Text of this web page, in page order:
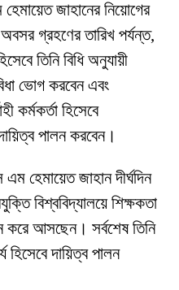
জাহানের নিয়োগের
গ্রহণের তারিখ পর্যন্ত,
তিনি বিধি অনুযায়ী
ভোগ করবেন এবং
কর্মকর্তা হিসেবে
পালন করবেন।
হেমায়েত জাহান দীর্ঘদিন
বিশ্ববিদ্যালয়ে শিক্ষকতা
করে আসছেন। সর্বশেষ তিনি
হিসেবে দায়িত্ব পালন